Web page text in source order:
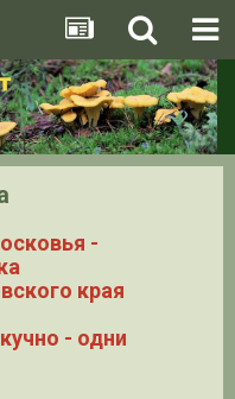
-
края
- одни